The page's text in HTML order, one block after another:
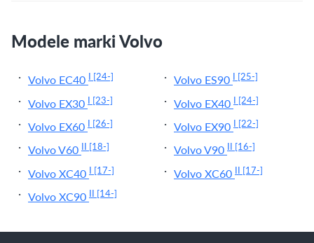
Modele marki Volvo
Volvo EC40 I [24-] Volvo ES90 I [25-]
Volvo EX30 I [23-] Volvo EX40 I [24-]
Volvo EX60 I [26-] Volvo EX90 I [22-]
Volvo V60 II [18-] Volvo V90 II [16-]
Volvo XC40 I [17-] Volvo XC60 II [17-]
Volvo XC90 II [14-]